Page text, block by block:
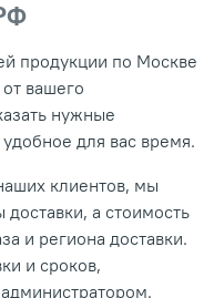
продукции по Москве
вашего
нужные
для вас время.
клиентов, мы
а стоимость
и региона доставки.
и сроков,